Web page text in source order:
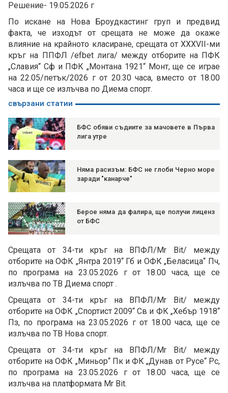
Решение- 19.05.2026 г
По искане на Нова Броудкастинг груп и предвид
факта, че изходът от срещата не може да окаже
влияние на крайното класиране, срещата от XXXVII-ми
кръг на ППФЛ /efbet лига/ между отборите на ПФК
„Славия“ Сф и ПФК „Монтана 1921“ Монт, ще се играе
на 22.05/петък/2026 г от 20.30 часа, вместо от 18.00
часа и ще се излъчва по Диема спорт.
свързани статии
БФС обяви съдиите за мачовете в Първа
лига утре
Няма расизъм: БФС не глоби Черно море
заради "канарче"
Берое няма да фалира, ще получи лиценз
от БФС
Срещата от 34-ти кръг на ВПФЛ/Mr Bit/ между
отборите на ОФК „Янтра 2019“ Гб и ОФК „Беласица“ Пч,
по програма на 23.05.2026 г от 18.00 часа, ще се
излъчва по ТВ Диема спорт .
Срещата от 34-ти кръг на ВПФЛ/Mr Bit/ между
отборите на ОФК „Спортист 2009“ Св и ФК „Хебър 1918“
Пз, по програма на 23.05.2026 г от 18.00 часа, ще се
излъчва по ТВ Нова спорт.
Срещата от 34-ти кръг на ВПФЛ/Mr Bit/ между
отборите на ОФК „Миньор“ Пк и ФК „Дунав от Русе“ Рс,
по програма на 23.05.2026 г от 18.00 часа, ще се
излъчва на платформата Mr Bit.